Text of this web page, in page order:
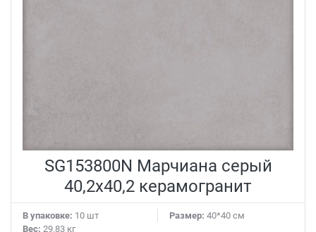
SG153800N Марчиана серый
40,2x40,2 керамогранит
В упаковке: 10 шт Размер: 40*40 см
Вес: 29.83 кг